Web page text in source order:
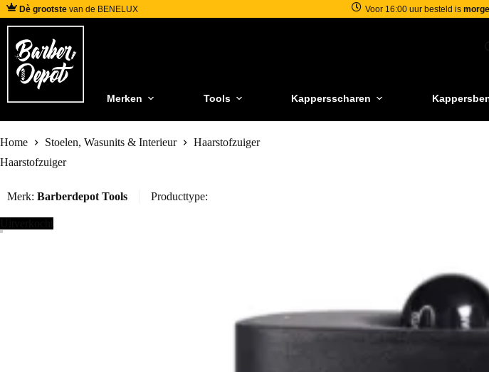
Dè grootste van de BENELUX Voor 16:00 uur besteld is
Merken Tools Kappersscharen
Home Stoelen, Wasunits & Interieur
Haarstofzuiger
Haarstofzuiger
Merk: Barberdepot Tools Producttype: